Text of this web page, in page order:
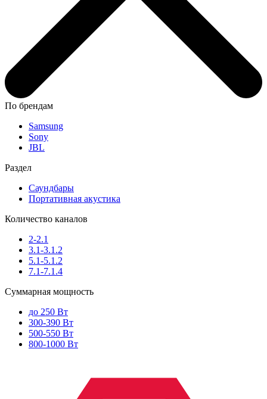
По брендам
Samsung
Sony
JBL
Раздел
Саундбары
Портативная акустика
Количество каналов
2-2.1
3.1-3.1.2
5.1-5.1.2
7.1-7.1.4
Суммарная мощность
до 250 Вт
300-390 Вт
500-550 Вт
800-1000 Вт